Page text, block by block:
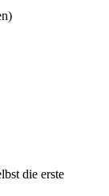
die erste